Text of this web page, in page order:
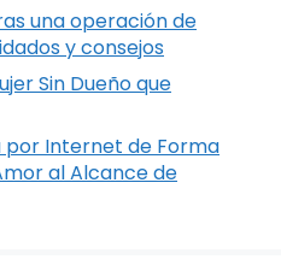
una operación de
y consejos
Sin Dueño que
por Internet de Forma
al Alcance de